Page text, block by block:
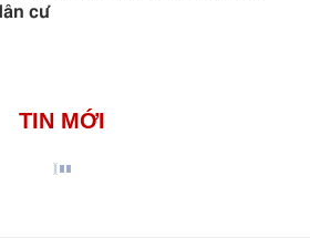
cư
TIN MỚI